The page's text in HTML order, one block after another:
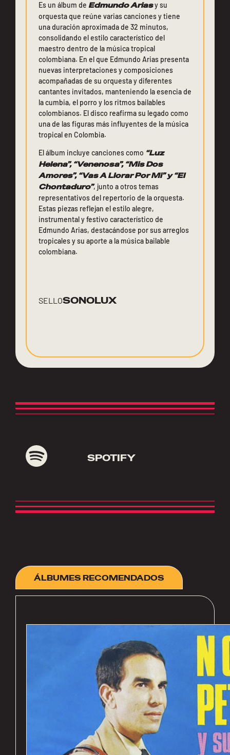
Es un álbum de Edmundo Ariasy su
orquesta que reúne varias canciones y tiene
una duración aproximada de 32 minutos,
consolidando el estilo característico del
maestro dentro de la música tropical
colombiana. En el que Edmundo Arias presenta
nuevas interpretaciones y composiciones
acompañadas de su orquesta y diferentes
cantantes invitados, manteniendo la esencia de
la cumbia, el porro y los ritmos bailables
colombianos. El disco reafirma su legado como
una de las figuras más influyentes de la música
tropical en Colombia.
El álbum incluye canciones como “Luz
Helena”, “Venenosa”, “Mis Dos
Amores”, “Vas A Llorar Por Mi” y “El
Chontaduro”, junto a otros temas
representativos del repertorio de la orquesta.
Estas piezas reflejan el estilo alegre,
instrumental y festivo característico de
Edmundo Arias, destacándose por sus arreglos
tropicales y su aporte a la música bailable
colombiana.
SELLOSONOLUX
SPOTIFY
ÁLBUMES RECOMENDADOS